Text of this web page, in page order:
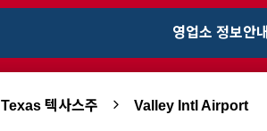
영업소 정보안내
Texas 텍사스주 Valley Intl Airport